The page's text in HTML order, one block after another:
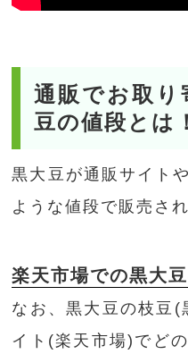
通販でお取り
豆の値段とは！
黒大豆が通販サイト
ような値段で販売さ
楽天市場での黒大
なお、黒大豆の枝豆(
イト(楽天市場)でど